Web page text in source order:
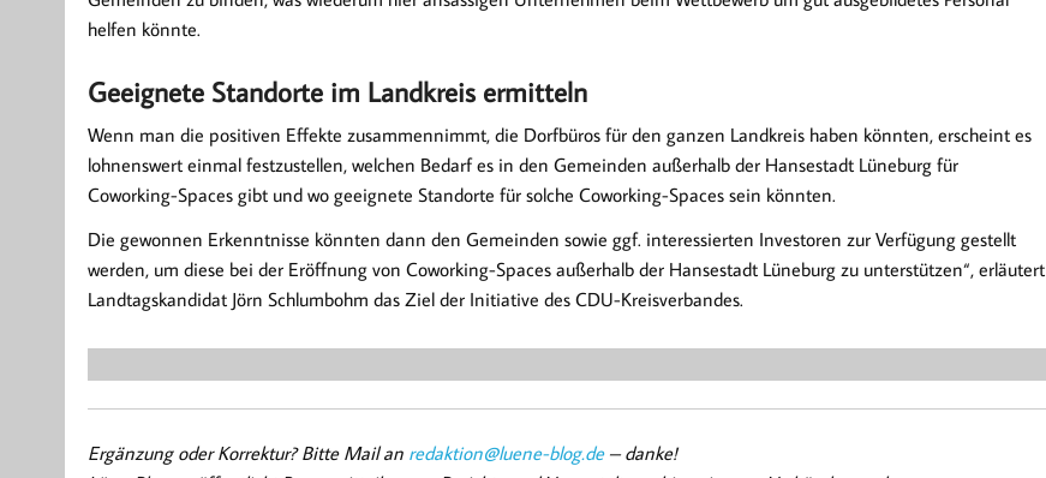
helfen könnte.
Geeignete Standorte im Landkreis ermitteln
Wenn man die positiven Effekte zusammennimmt, die Dorfbüros für den ganzen Landkreis haben könnten, erscheint es
lohnenswert einmal festzustellen, welchen Bedarf es in den Gemeinden außerhalb der Hansestadt Lüneburg für
Coworking-Spaces gibt und wo geeignete Standorte für solche Coworking-Spaces sein könnten.
Die gewonnen Erkenntnisse könnten dann den Gemeinden sowie ggf. interessierten Investoren zur Verfügung gestellt
werden, um diese bei der Eröffnung von Coworking-Spaces außerhalb der Hansestadt Lüneburg zu unterstützen“, erläutert
Landtagskandidat Jörn Schlumbohm das Ziel der Initiative des CDU-Kreisverbandes.
Ergänzung oder Korrektur? Bitte Mail an redaktion@luene-blog.de– danke!